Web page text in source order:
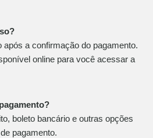
a confirmação do pagamento.
online para você acessar a
boleto bancário e outras opções
pagamento.